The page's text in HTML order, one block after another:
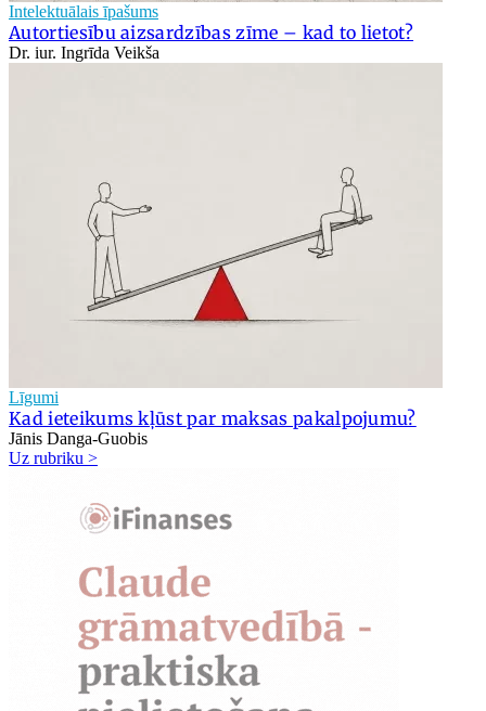
Intelektuālais īpašums
Autortiesību aizsardzības zīme – kad to lietot?
Dr. iur. Ingrīda Veikša
Līgumi
Kad ieteikums kļūst par maksas pakalpojumu?
Jānis Danga-Guobis
Uz rubriku >